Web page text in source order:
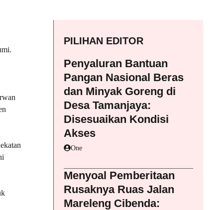
PILIHAN EDITOR
Penyaluran Bantuan
Pangan Nasional Beras
dan Minyak Goreng di
Desa Tamanjaya:
Disesuaikan Kondisi
Akses
One
Menyoal Pemberitaan
Rusaknya Ruas Jalan
Mareleng Cibenda: